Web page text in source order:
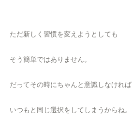
ただ新しく習慣を変えようとしても
そう簡単ではありません。
だってその時にちゃんと意識しなければ
いつもと同じ選択をしてしまうからね。